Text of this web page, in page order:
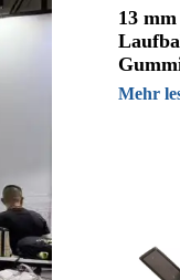
13
Mehr